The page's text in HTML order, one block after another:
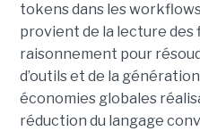
tokens dans les
provient de la lecture des
raisonnement pour
d’outils et de la
économies globales
réduction du langage